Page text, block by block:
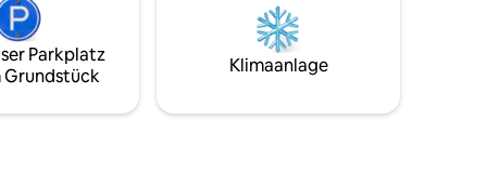
ein
Auto
Ferienhaus ist für Familien mit Kinder
oder eine Gruppe von Touristen
geeignet, die sich entschieden haben,
einen Urlaub in Zemplín zu verbringen,
in Zemplín zu verbringen, sei es, einen
Parkplatz
Grundstück
Klimaanlage